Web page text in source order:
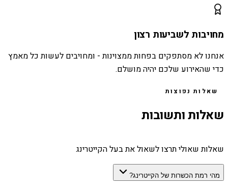
מחויבות לשביעות רצון
אנחנו לא מסתפקים בפחות ממצוינות - ומחויבים לעשות כל מאמץ
כדי שהאירוע שלכם יהיה מושלם.
שאלות נפוצות
שאלות ותשובות
שאלות שאולי תרצו לשאול את בעל הקייטרינג
מהי רמת הכשרות של הקייטרינג?